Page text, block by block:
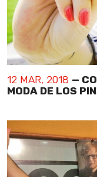
12 MAR, 2018 —
MODA DE LOS